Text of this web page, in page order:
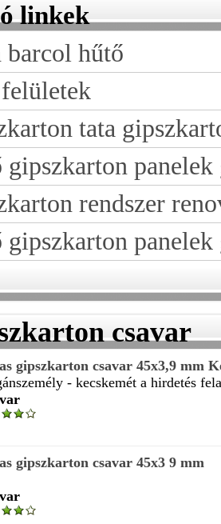
linkek
hűtő
tata
gipszkarton
rendszer
gipszkarton panelek
csavar
gipszkarton csavar 45x3,9 mm
- kecskemét a hirdetés
gipszkarton csavar 45x3 9 mm